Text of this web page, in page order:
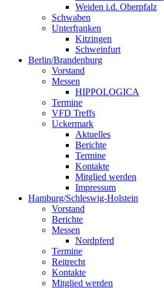
Weiden i.d. Oberpfalz
Schwaben
Unterfranken
Kitzingen
Schweinfurt
Berlin/Brandenburg
Vorstand
Messen
HIPPOLOGICA
Termine
VFD Treffs
Uckermark
Aktuelles
Berichte
Termine
Kontakte
Mitglied werden
Impressum
Hamburg/Schleswig-Holstein
Vorstand
Berichte
Messen
Nordpferd
Termine
Reitrecht
Kontakte
Mitglied werden